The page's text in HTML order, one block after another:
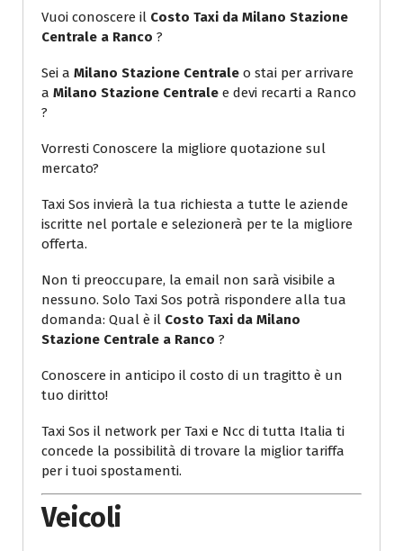
Vuoi conoscere il Costo Taxi da Milano Stazione
Centrale a Ranco ?
Sei a Milano Stazione Centrale o stai per arrivare
a Milano Stazione Centrale e devi recarti a Ranco
?
Vorresti Conoscere la migliore quotazione sul
mercato?
Taxi Sos invierà la tua richiesta a tutte le aziende
iscritte nel portale e selezionerà per te la migliore
offerta.
Non ti preoccupare, la email non sarà visibile a
nessuno. Solo Taxi Sos potrà rispondere alla tua
domanda: Qual è il Costo Taxi da Milano
Stazione Centrale a Ranco ?
Conoscere in anticipo il costo di un tragitto è un
tuo diritto!
Taxi Sos il network per Taxi e Ncc di tutta Italia ti
concede la possibilità di trovare la miglior tariffa
per i tuoi spostamenti.
Veicoli